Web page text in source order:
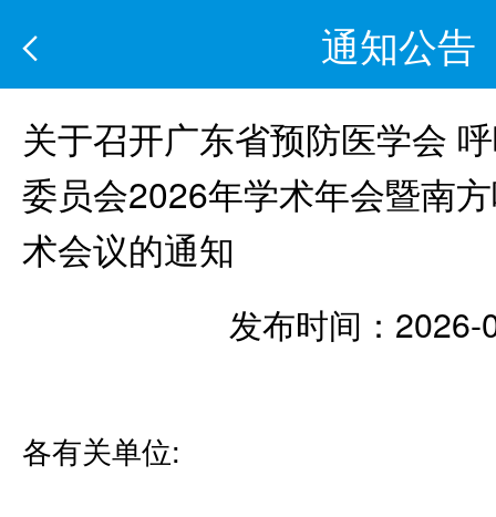
通知公告
关于召开广东省预防医学会
委员会2026年学术年会暨南
术会议的通知
发布时间：2026-
各有关单位: